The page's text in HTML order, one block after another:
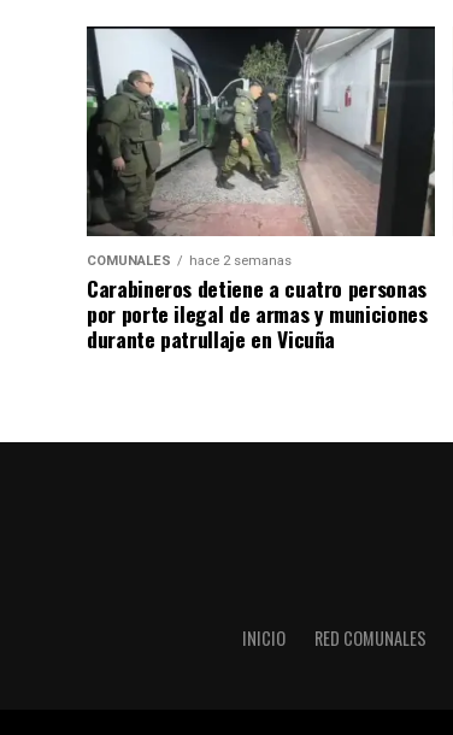
COMUNALES hace 2 semanas
Carabineros detiene a cuatro personas
por porte ilegal de armas y municiones
durante patrullaje en Vicuña
INICIO RED COMUNALES